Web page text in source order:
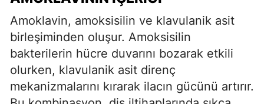
Amoklavin, amoksisilin ve klavulanik asit
birleşiminden oluşur. Amoksisilin
bakterilerin hücre duvarını bozarak etkili
olurken, klavulanik asit direnç
mekanizmalarını kırarak ilacın gücünü artırır.